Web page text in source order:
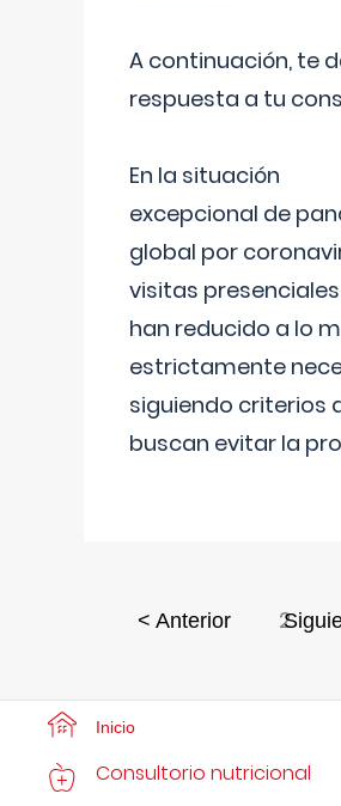
A continuación, te
respuesta a tu
En la situación
excepcional de
global por
visitas
han reducido a lo
estrictamente
siguiendo criterios
buscan evitar la
< Anterior 2
Inicio
Consultorio nutricional